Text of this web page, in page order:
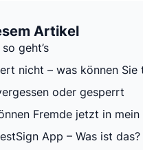
Artikel
geht’s
nicht – was können Sie
oder gesperrt
Fremde jetzt in mein
App – Was ist das?